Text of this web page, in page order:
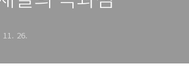
11. 26.